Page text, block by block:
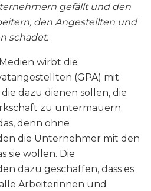
gefällt und den
den Angestellten und
schadet.
wirbt die
(GPA) mit
dazu dienen sollen, die
zu untermauern.
denn ohne
die Unternehmer mit den
sie wollen. Die
dazu geschaffen, dass es
Arbeiterinnen und